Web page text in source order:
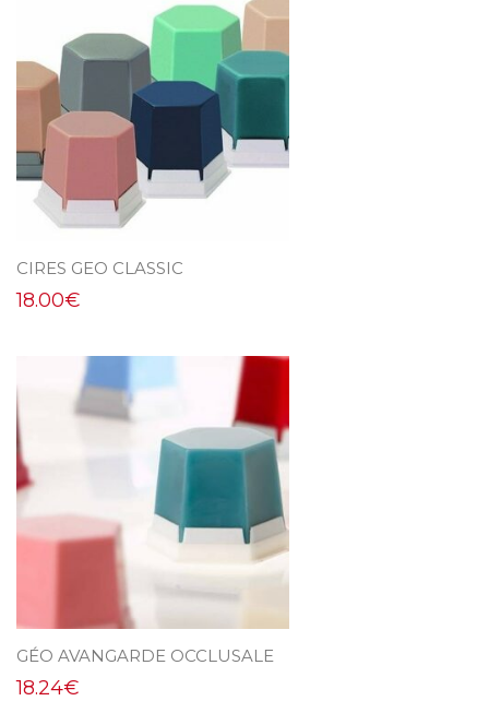
CIRES GEO CLASSIC
18.00€
GÉO AVANGARDE OCCLUSALE
18.24€